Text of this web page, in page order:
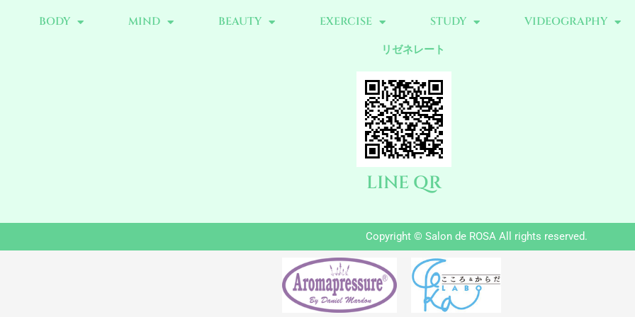
BODY MIND BEAUTY EXERCISE STUDY VIDEOGRAPHY
リゼネレート
LINE QR
Copyright © Salon de ROSA All rights reserved.